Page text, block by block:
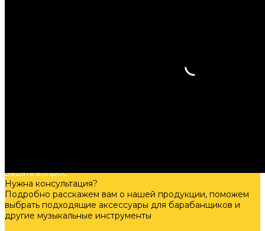
Задать вопрос
Нужна консультация?
Подробно расскажем вам о нашей продукции, поможем
выбрать подходящие аксессуары для барабанщиков и
другие музыкальные инструменты